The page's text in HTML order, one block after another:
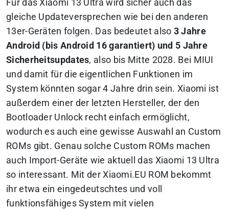
Für das Xiaomi 13 Ultra wird sicher auch das
gleiche Updateversprechen wie bei den anderen
13er-Geräten folgen. Das bedeutet also 3 Jahre
Android (bis Android 16 garantiert) und 5 Jahre
Sicherheitsupdates, also bis Mitte 2028. Bei MIUI
und damit für die eigentlichen Funktionen im
System könnten sogar 4 Jahre drin sein. Xiaomi ist
außerdem einer der letzten Hersteller, der den
Bootloader Unlock recht einfach ermöglicht,
wodurch es auch eine gewisse Auswahl an Custom
ROMs gibt. Genau solche Custom ROMs machen
auch Import-Geräte wie aktuell das Xiaomi 13 Ultra
so interessant. Mit der Xiaomi.EU ROM bekommt
ihr etwa ein eingedeutschtes und voll
funktionsfähiges System mit vielen